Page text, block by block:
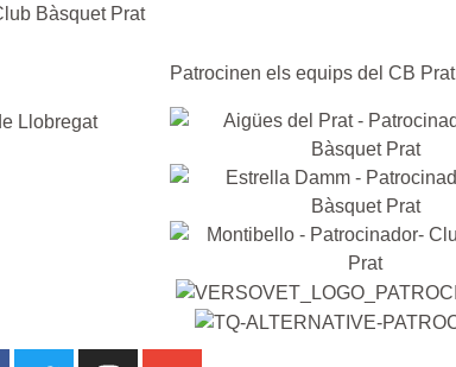
Patrocinen els equips del CB Prat